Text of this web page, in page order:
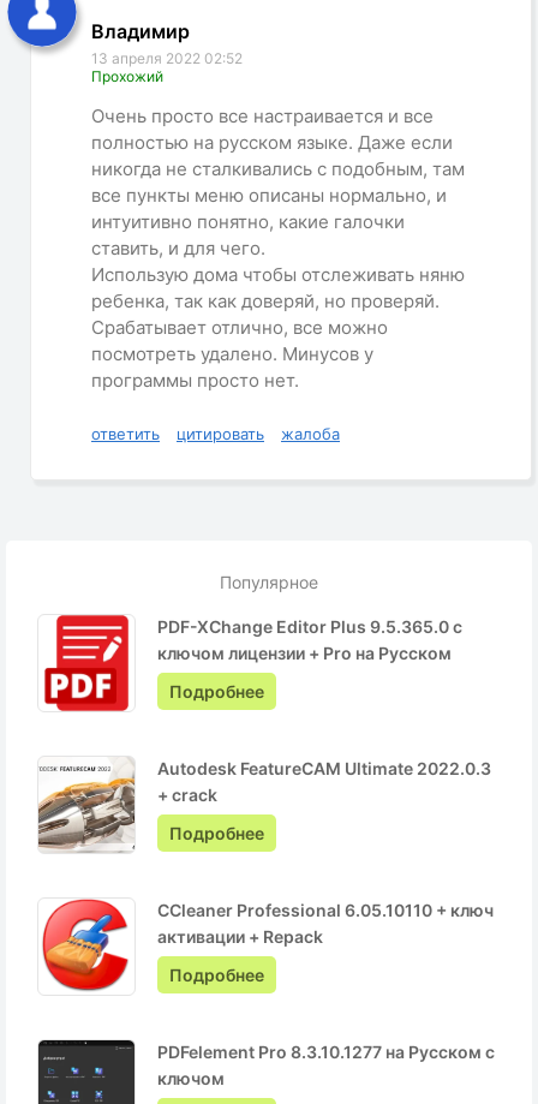
Популярное
PDF-XChange Editor Plus 9.5.365.0 с
ключом лицензии + Pro на Русском
Подробнее
Autodesk FeatureCAM Ultimate 2022.0.3
+ crack
Подробнее
CCleaner Professional 6.05.10110 + ключ
активации + Repack
Подробнее
PDFelement Pro 8.3.10.1277 на Русском с
ключом
Владимир
13 апреля 2022 02:52
Прохожий
Очень просто все настраивается и все
полностью на русском языке. Даже если
никогда не сталкивались с подобным, там
все пункты меню описаны нормально, и
интуитивно понятно, какие галочки
ставить, и для чего.
Использую дома чтобы отслеживать няню
ребенка, так как доверяй, но проверяй.
Срабатывает отлично, все можно
посмотреть удалено. Минусов у
программы просто нет.
ответить цитировать жалоба